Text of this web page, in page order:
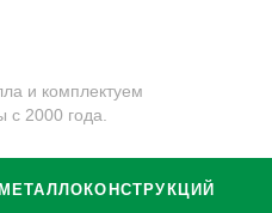
и комплектуем
с 2000 года.